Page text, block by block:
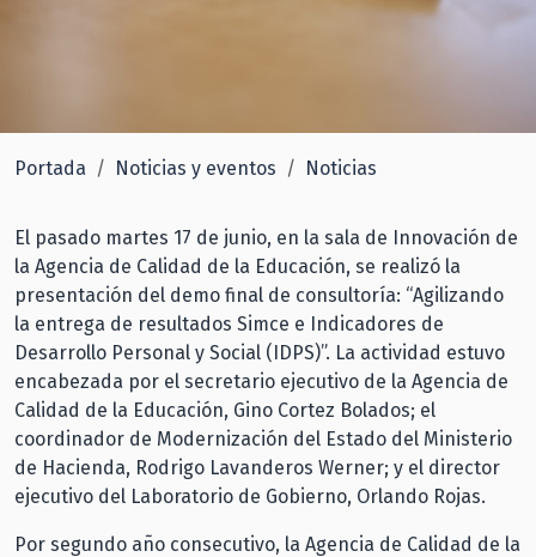
Portada Noticias y eventos Noticias
El pasado martes 17 de junio, en la sala de Innovación de
la Agencia de Calidad de la Educación, se realizó la
presentación del demo final de consultoría: “Agilizando
la entrega de resultados Simce e Indicadores de
Desarrollo Personal y Social (IDPS)”. La actividad estuvo
encabezada por el secretario ejecutivo de la Agencia de
Calidad de la Educación, Gino Cortez Bolados; el
coordinador de Modernización del Estado del Ministerio
de Hacienda, Rodrigo Lavanderos Werner; y el director
ejecutivo del Laboratorio de Gobierno, Orlando Rojas.
Por segundo año consecutivo, la Agencia de Calidad de la